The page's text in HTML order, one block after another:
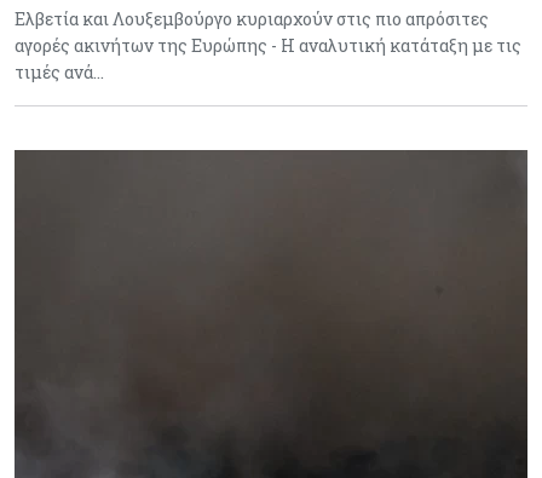
Ελβετία και Λουξεμβούργο κυριαρχούν στις πιο απρόσιτες
αγορές ακινήτων της Ευρώπης - Η αναλυτική κατάταξη με τις
τιμές ανά…